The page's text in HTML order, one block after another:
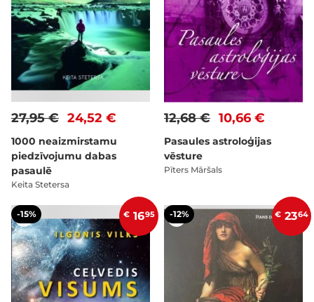
24,52 €
27,95 €
1000 neaizmirstamu
piedzīvojumu dabas
pasaulē
Keita Stetersa
10,66 €
12,68 €
Pasaules astroloģijas
vēsture
Pīters Māršals
-15% € 1695 -12% € 2364